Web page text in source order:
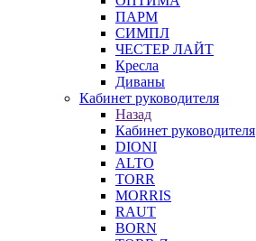
ПАРМ
СИМПЛ
ЧЕСТЕР ЛАЙТ
Кресла
Диваны
Кабинет руководителя
Назад
Кабинет руководителя
DIONI
ALTO
TORR
MORRIS
RAUT
BORN